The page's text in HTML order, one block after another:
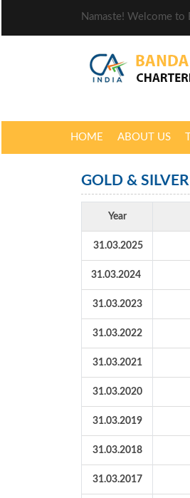
Namaste! Welcome to
HOME ABOUT US
GOLD &
Year
31.03.2025
31.03.2024
31.03.2023
31.03.2022
31.03.2021
31.03.2020
31.03.2019
31.03.2018
31.03.2017